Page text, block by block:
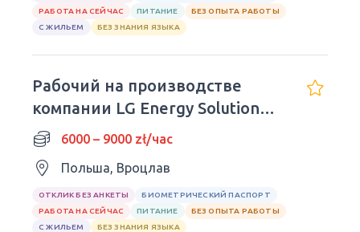
РАБОТА НА СЕЙЧАС
ПИТАНИЕ
БЕЗ ОПЫТА РАБОТЫ
С ЖИЛЬЕМ
БЕЗ ЗНАНИЯ ЯЗЫКА
Рабочий на производстве
компании LG Energy Solution
(Вроцлав)
6000 – 9000 zł/час
Польша, Вроцлав
ОТКЛИК БЕЗ АНКЕТЫ
БИОМЕТРИЧЕСКИЙ ПАСПОРТ
РАБОТА НА СЕЙЧАС
ПИТАНИЕ
БЕЗ ОПЫТА РАБОТЫ
С ЖИЛЬЕМ
БЕЗ ЗНАНИЯ ЯЗЫКА